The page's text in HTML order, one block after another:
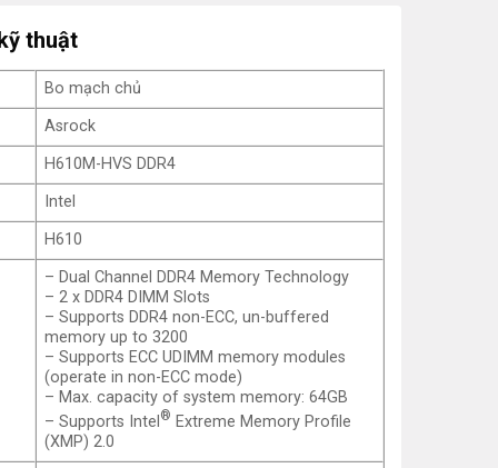
thuật
Bo mạch chủ
Asrock
H610M-HVS DDR4
Intel
H610
– Dual Channel DDR4 Memory Technology
– 2 x DDR4 DIMM Slots
– Supports DDR4 non-ECC, un-buffered
memory up to 3200
– Supports ECC UDIMM memory modules
(operate in non-ECC mode)
– Max. capacity of system memory: 64GB
– Supports Intel ® Extreme Memory Profile
(XMP) 2.0